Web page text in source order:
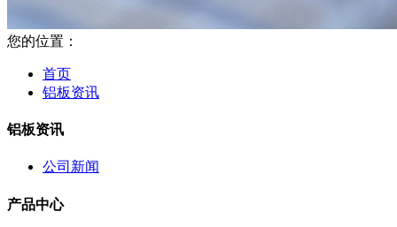
您的位置：
首页
铝板资讯
铝板资讯
公司新闻
产品中心